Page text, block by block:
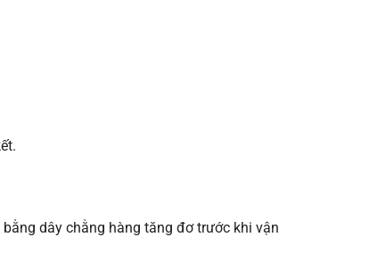
dây chằng hàng tăng đơ trước khi vận